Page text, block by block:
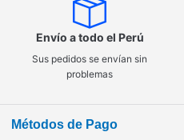
Envío a todo el Perú
Sus pedidos se envían sin
problemas
Métodos de Pago